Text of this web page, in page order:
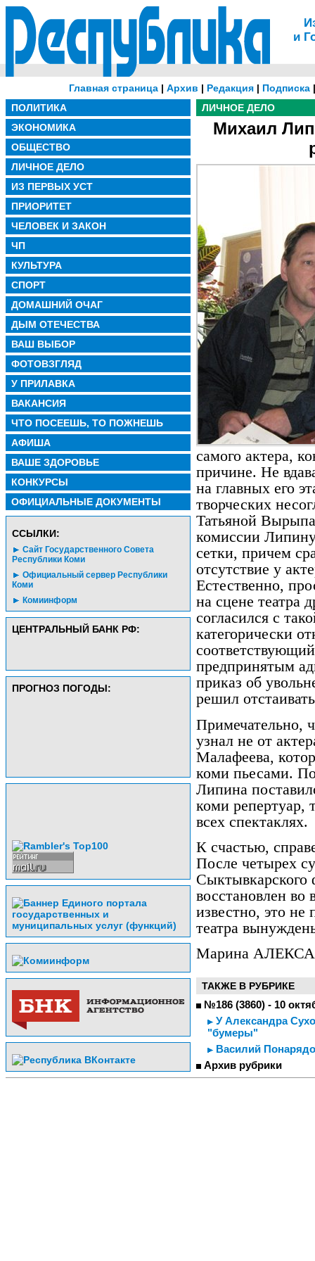
и
Главная страница | Архив | Редакция | Подписка
ПОЛИТИКА
ЭКОНОМИКА
ОБЩЕСТВО
ЛИЧНОЕ ДЕЛО
ИЗ ПЕРВЫХ УСТ
ПРИОРИТЕТ
ЧЕЛОВЕК И ЗАКОН
ЧП
КУЛЬТУРА
СПОРТ
ДОМАШНИЙ ОЧАГ
ДЫМ ОТЕЧЕСТВА
ВАШ ВЫБОР
ФОТОВЗГЛЯД
У ПРИЛАВКА
ВАКАНСИЯ
ЧТО ПОСЕЕШЬ, ТО ПОЖНЕШЬ
АФИША
ВАШЕ ЗДОРОВЬЕ
КОНКУРСЫ
ОФИЦИАЛЬНЫЕ ДОКУМЕНТЫ
CСЫЛКИ:
Сайт Государственного Совета
Республики Коми
Официальный сервер Республики
Коми
Комиинформ
ЦЕНТРАЛЬНЫЙ БАНК РФ:
ПРОГНОЗ ПОГОДЫ:
ЛИЧНОЕ ДЕЛО
Михаил
самого актера,
причине. Не
на главных его
творческих
Татьяной
комиссии
сетки, причем
отсутствие у
Естественно,
на сцене
согласился с
категорически
предпринятым
приказ об
решил
Примечательно,
узнал не от
Малафеева,
коми пьесами.
Липина
коми репертуар,
всех спектаклях.
К счастью,
После четырех
Сыктывкарского
восстановлен во
известно, это не
театра
Марина
ТАКЖЕ В РУБРИКЕ
№186 (3860) - 10
У Александра
"бумеры"
Василий
Архив рубрики